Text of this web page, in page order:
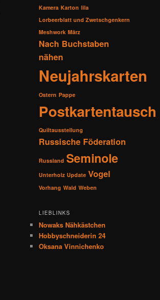
Kamera Karton lila
Lorbeerblatt und Zwetschgenkern
Meshwork März
Nach Buchstaben
nähen
Neujahrskarten
Ostern Pappe
Postkartentausch
Quiltausstellung
Russische Föderation
Russland Seminole
Unterholz Update Vogel
Vorhang Wald Weben
LIEBLINKS
Nowaks Nähkästchen
Hobbyschneiderin 24
Oksana Vinnichenko